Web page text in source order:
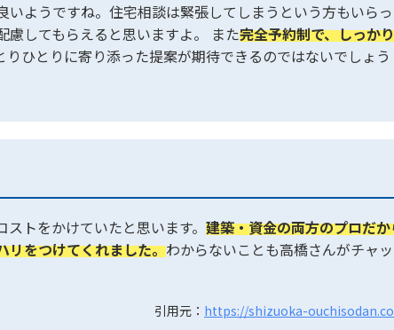
ようですね。住宅相談は緊張してしまうという方もいら
慮してもらえると思いますよ。 また完全予約制で、しっか
りひとりに寄り添った提案が期待できるのではないでしょう
トをかけていたと思います。 建築・資金の両方のプロだ
リをつけてくれました。わからないことも高橋さんがチャ
引用元： https://shizuoka-